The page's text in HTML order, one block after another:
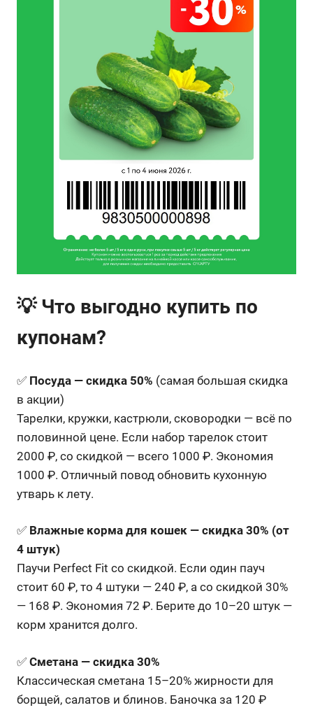
💡 Что выгодно купить по
купонам?
✅ Посуда — скидка 50% (самая большая скидка
в акции)
Тарелки, кружки, кастрюли, сковородки — всё по
половинной цене. Если набор тарелок стоит
2000 ₽, со скидкой — всего 1000 ₽. Экономия
1000 ₽. Отличный повод обновить кухонную
утварь к лету.
✅ Влажные корма для кошек — скидка 30% (от
4 штук)
Паучи Perfect Fit со скидкой. Если один пауч
стоит 60 ₽, то 4 штуки — 240 ₽, а со скидкой 30%
— 168 ₽. Экономия 72 ₽. Берите до 10–20 штук —
корм хранится долго.
✅ Сметана — скидка 30%
Классическая сметана 15–20% жирности для
борщей, салатов и блинов. Баночка за 120 ₽